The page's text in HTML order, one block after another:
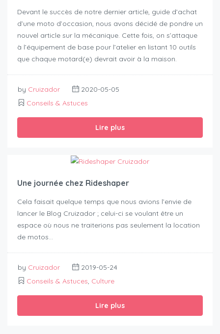
Devant le succès de notre dernier article, guide d’achat
d’une moto d’occasion, nous avons décidé de pondre un
nouvel article sur la mécanique. Cette fois, on s’attaque
à l’équipement de base pour l’atelier en listant 10 outils
que chaque motard(e) devrait avoir à la maison.
by Cruizador
2020-05-05
Conseils & Astuces
Lire plus
Une journée chez Rideshaper
Cela faisait quelque temps que nous avions l’envie de
lancer le Blog Cruizador ; celui-ci se voulant être un
espace où nous ne traiterions pas seulement la location
de motos…
by Cruizador
2019-05-24
Conseils & Astuces, Culture
Lire plus